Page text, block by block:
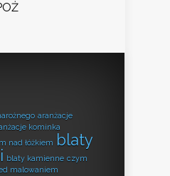
aranżacje
kominka
nad łóżkiem
blaty
blaty kamienne czym
malowaniem